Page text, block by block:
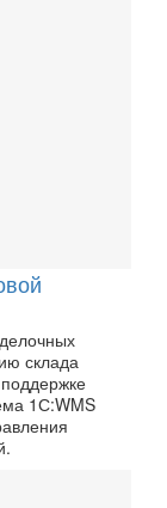
склада
1С:WMS